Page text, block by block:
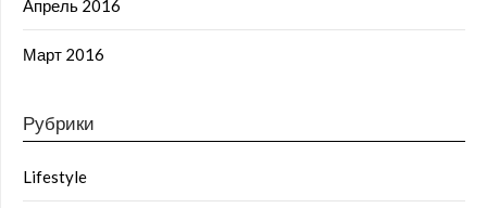
Апрель 2016
Март 2016
Рубрики
Lifestyle